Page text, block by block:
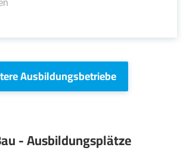
Ausbildungsbetriebe
- Ausbildungsplätze